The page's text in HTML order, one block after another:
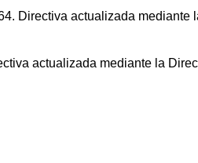
Directiva actualizada
actualizada mediante la